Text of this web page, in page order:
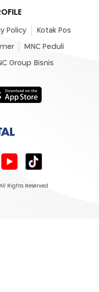
Policy Kotak Pos
MNC Peduli
Group Bisnis
Rights Reserved